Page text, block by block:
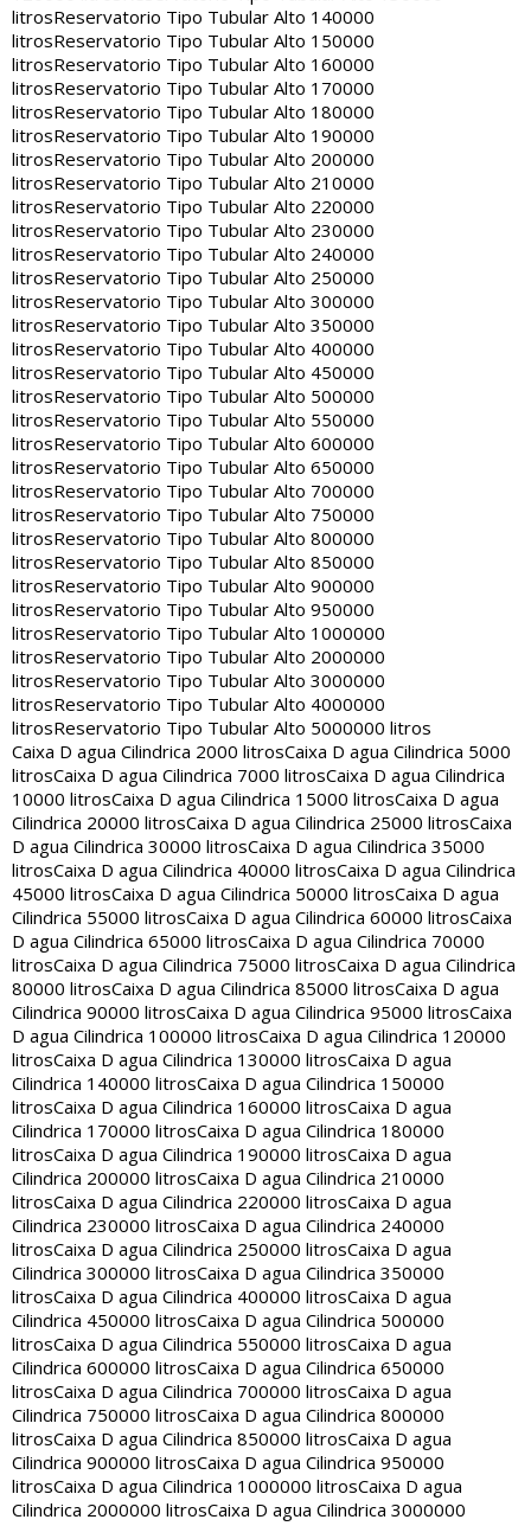
litrosReservatorio Tipo Tubular Alto 140000
litrosReservatorio Tipo Tubular Alto 150000
litrosReservatorio Tipo Tubular Alto 160000
litrosReservatorio Tipo Tubular Alto 170000
litrosReservatorio Tipo Tubular Alto 180000
litrosReservatorio Tipo Tubular Alto 190000
litrosReservatorio Tipo Tubular Alto 200000
litrosReservatorio Tipo Tubular Alto 210000
litrosReservatorio Tipo Tubular Alto 220000
litrosReservatorio Tipo Tubular Alto 230000
litrosReservatorio Tipo Tubular Alto 240000
litrosReservatorio Tipo Tubular Alto 250000
litrosReservatorio Tipo Tubular Alto 300000
litrosReservatorio Tipo Tubular Alto 350000
litrosReservatorio Tipo Tubular Alto 400000
litrosReservatorio Tipo Tubular Alto 450000
litrosReservatorio Tipo Tubular Alto 500000
litrosReservatorio Tipo Tubular Alto 550000
litrosReservatorio Tipo Tubular Alto 600000
litrosReservatorio Tipo Tubular Alto 650000
litrosReservatorio Tipo Tubular Alto 700000
litrosReservatorio Tipo Tubular Alto 750000
litrosReservatorio Tipo Tubular Alto 800000
litrosReservatorio Tipo Tubular Alto 850000
litrosReservatorio Tipo Tubular Alto 900000
litrosReservatorio Tipo Tubular Alto 950000
litrosReservatorio Tipo Tubular Alto 1000000
litrosReservatorio Tipo Tubular Alto 2000000
litrosReservatorio Tipo Tubular Alto 3000000
litrosReservatorio Tipo Tubular Alto 4000000
litrosReservatorio Tipo Tubular Alto 5000000 litros
Caixa D agua Cilindrica 2000 litrosCaixa D agua Cilindrica 5000
litrosCaixa D agua Cilindrica 7000 litrosCaixa D agua Cilindrica
10000 litrosCaixa D agua Cilindrica 15000 litrosCaixa D agua
Cilindrica 20000 litrosCaixa D agua Cilindrica 25000 litrosCaixa
D agua Cilindrica 30000 litrosCaixa D agua Cilindrica 35000
litrosCaixa D agua Cilindrica 40000 litrosCaixa D agua Cilindrica
45000 litrosCaixa D agua Cilindrica 50000 litrosCaixa D agua
Cilindrica 55000 litrosCaixa D agua Cilindrica 60000 litrosCaixa
D agua Cilindrica 65000 litrosCaixa D agua Cilindrica 70000
litrosCaixa D agua Cilindrica 75000 litrosCaixa D agua Cilindrica
80000 litrosCaixa D agua Cilindrica 85000 litrosCaixa D agua
Cilindrica 90000 litrosCaixa D agua Cilindrica 95000 litrosCaixa
D agua Cilindrica 100000 litrosCaixa D agua Cilindrica 120000
litrosCaixa D agua Cilindrica 130000 litrosCaixa D agua
Cilindrica 140000 litrosCaixa D agua Cilindrica 150000
litrosCaixa D agua Cilindrica 160000 litrosCaixa D agua
Cilindrica 170000 litrosCaixa D agua Cilindrica 180000
litrosCaixa D agua Cilindrica 190000 litrosCaixa D agua
Cilindrica 200000 litrosCaixa D agua Cilindrica 210000
litrosCaixa D agua Cilindrica 220000 litrosCaixa D agua
Cilindrica 230000 litrosCaixa D agua Cilindrica 240000
litrosCaixa D agua Cilindrica 250000 litrosCaixa D agua
Cilindrica 300000 litrosCaixa D agua Cilindrica 350000
litrosCaixa D agua Cilindrica 400000 litrosCaixa D agua
Cilindrica 450000 litrosCaixa D agua Cilindrica 500000
litrosCaixa D agua Cilindrica 550000 litrosCaixa D agua
Cilindrica 600000 litrosCaixa D agua Cilindrica 650000
litrosCaixa D agua Cilindrica 700000 litrosCaixa D agua
Cilindrica 750000 litrosCaixa D agua Cilindrica 800000
litrosCaixa D agua Cilindrica 850000 litrosCaixa D agua
Cilindrica 900000 litrosCaixa D agua Cilindrica 950000
litrosCaixa D agua Cilindrica 1000000 litrosCaixa D agua
Cilindrica 2000000 litrosCaixa D agua Cilindrica 3000000